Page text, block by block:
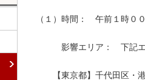
（１）時間：　午前１時０
影響エリア：　下記エ
【東京都】千代田